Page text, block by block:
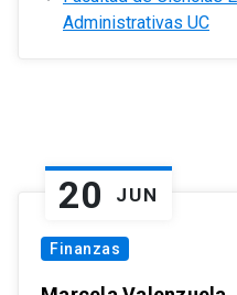
Administrativas UC
20 JUN
Finanzas